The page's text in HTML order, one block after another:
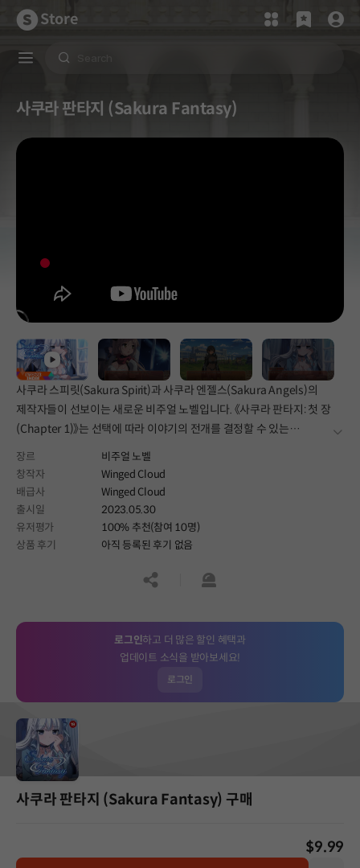
Store
사쿠라 판타지 (Sakura Fantasy)
사쿠라 스피릿(Sakura Spirit)과 사쿠라 엔젤스(Sakura Angels)의
제작자들이 선보이는 새로운 비주얼 노벨입니다. 《사쿠라 판타지: 첫 장
(Chapter 1)》는 선택에 따라 이야기의 전개를 결정할 수 있는
더보
장르
비주얼 노벨
창작자
Winged Cloud
배급사
Winged Cloud
출시일
2023.05.30
유저평가
100% 추천(참여 10명)
상품 후기
아직 등록된 후기 없음
공유하기신고하기
로그인하고 더 많은 할인 혜택과
업데이트 소식을 받아보세요!
로그인
사쿠라 판타지 (Sakura Fantasy) 구매
$9.99